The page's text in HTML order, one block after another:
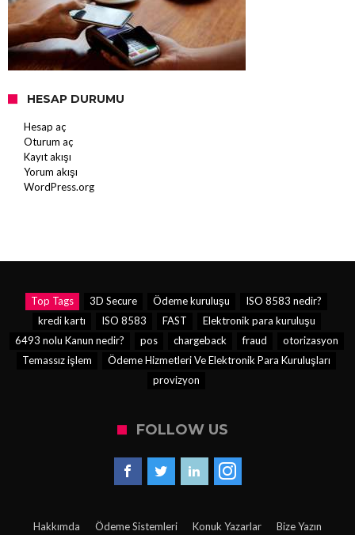
HESAP DURUMU
Hesap aç
Oturum aç
Kayıt akışı
Yorum akışı
WordPress.org
Top Tags 3D Secure Ödeme kuruluşu
ISO 8583 nedir?
kredi kartı
ISO 8583 FAST
Elektronik para kuruluşu
6493 nolu Kanun nedir?
pos chargeback fraud
otorizasyon
Temassız işlem
Ödeme Hizmetleri Ve Elektronik Para Kuruluşları
provizyon
FOLLOW US
Hakkımda Ödeme Sistemleri Konuk Yazarlar Bize Yazın